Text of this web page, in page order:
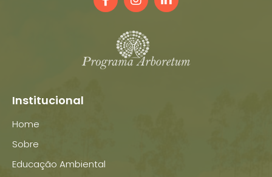
Institucional
Home
Sobre
Educação Ambiental